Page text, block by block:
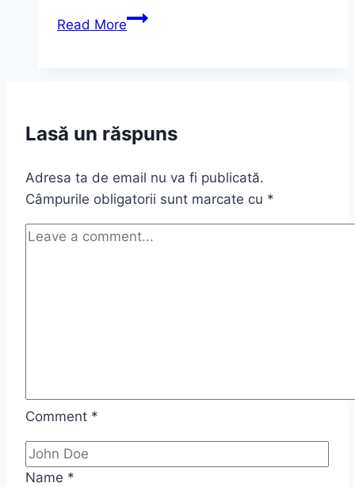
Read MoreExcursii
Lasă un răspuns
Adresa ta de email nu va fi publicată.
Câmpurile obligatorii sunt marcate cu *
Comment *
Name *